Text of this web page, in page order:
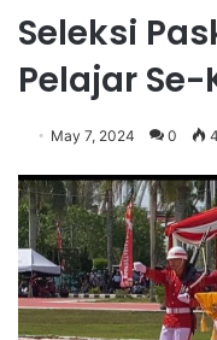
Seleksi
Pelajar
May 7, 2024 0